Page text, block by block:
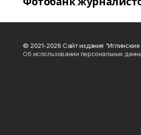
© 2021-2026 Сайт издания "Иглинские
Об использовании персональных